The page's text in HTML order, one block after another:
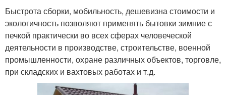
Быстрота сборки, мобильность, дешевизна стоимости и
экологичность позволяют применять бытовки зимние с
печкой практически во всех сферах человеческой
деятельности в производстве, строительстве, военной
промышленности, охране различных объектов, торговле,
при складских и вахтовых работах и т.д.